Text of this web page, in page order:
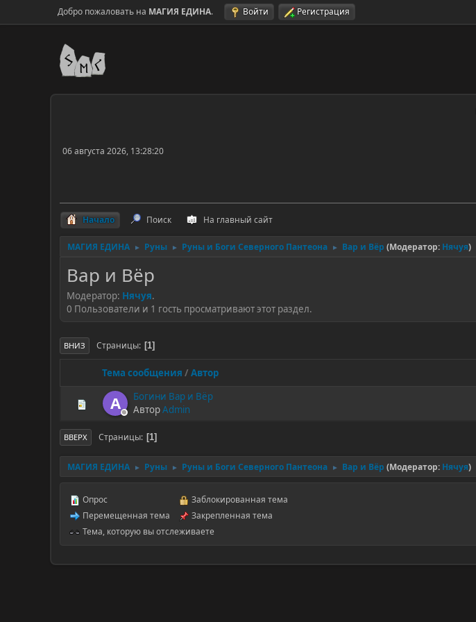
Добро пожаловать на МАГИЯ ЕДИНА. Войти Регистрация
06 августа 2026, 13:28:20
Начало Поиск На главный сайт
МАГИЯ ЕДИНА ► Руны ► Руны и Боги Северного Пантеона ► Вар и Вёр (Модератор: Нячуя)
Вар и Вёр
Модератор: Нячуя.
0 Пользователи и 1 гость просматривают этот раздел.
ВНИЗ Страницы 1
Тема сообщения / Автор
A
Богини Вар и Вёр
АвторAdmin
ВВЕРХ Страницы 1
МАГИЯ ЕДИНА ► Руны ► Руны и Боги Северного Пантеона ► Вар и Вёр (Модератор: Нячуя)
Опрос
Перемещенная тема
Заблокированная тема
Закрепленная тема
Тема, которую вы отслеживаете